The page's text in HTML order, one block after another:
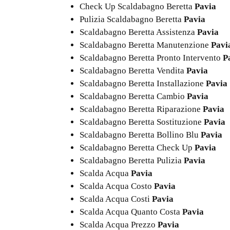
Check Up Scaldabagno Beretta Pavia
Pulizia Scaldabagno Beretta Pavia
Scaldabagno Beretta Assistenza Pavia
Scaldabagno Beretta Manutenzione
Scaldabagno Beretta Pronto Intervento
Scaldabagno Beretta Vendita Pavia
Scaldabagno Beretta Installazione Pavia
Scaldabagno Beretta Cambio Pavia
Scaldabagno Beretta Riparazione Pavia
Scaldabagno Beretta Sostituzione Pavia
Scaldabagno Beretta Bollino Blu Pavia
Scaldabagno Beretta Check Up Pavia
Scaldabagno Beretta Pulizia Pavia
Scalda Acqua Pavia
Scalda Acqua Costo Pavia
Scalda Acqua Costi Pavia
Scalda Acqua Quanto Costa Pavia
Scalda Acqua Prezzo Pavia